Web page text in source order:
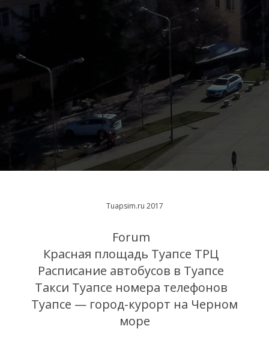
Tuapsim.ru 2017
Forum
Красная площадь Туапсе ТРЦ
Расписание автобусов в Туапсе
Такси Туапсе номера телефонов
Туапсе — город-курорт на Черном
море